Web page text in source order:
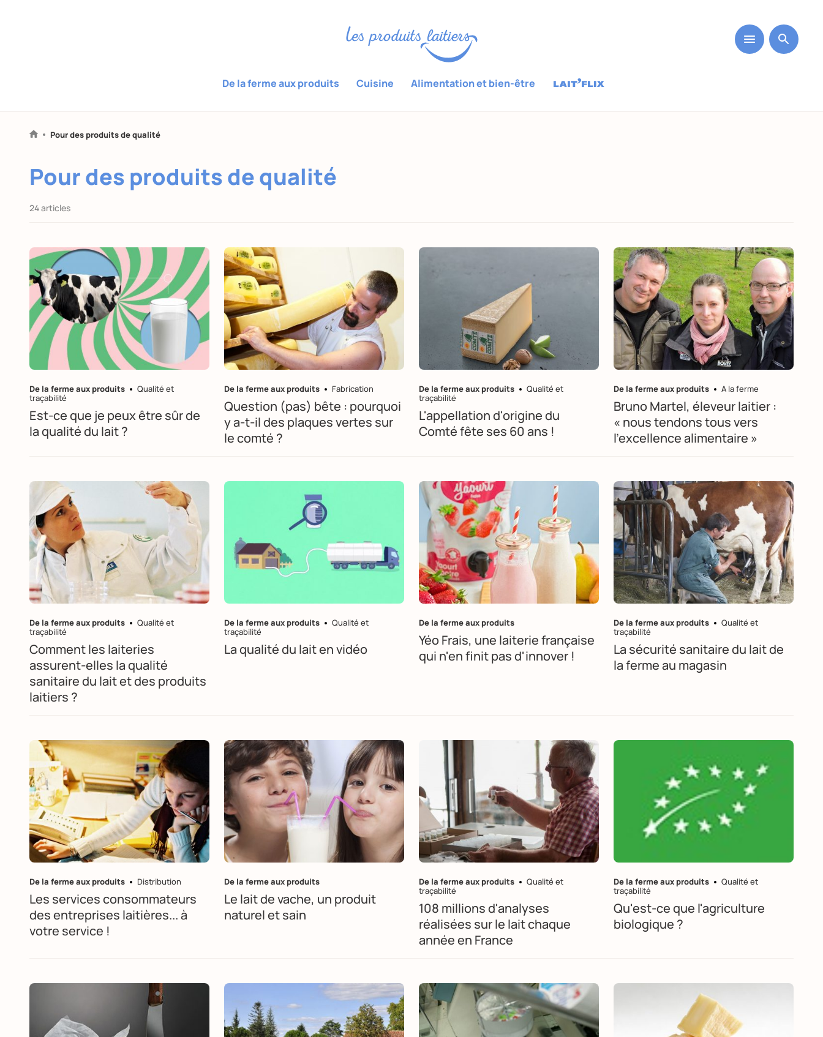
De la ferme aux produits Cuisine Alimentation et bien-être
Pour des produits de qualité
Pour des produits de qualité
24 articles
De la ferme aux produits
Qualité et
traçabilité
Est-ce que je peux être sûr de
la qualité du lait ?
De la ferme aux produits Fabrication
Question (pas) bête : pourquoi
y a-t-il des plaques vertes sur
le comté ?
De la ferme aux produits
Qualité et
traçabilité
L'appellation d'origine du
Comté fête ses 60 ans !
De la ferme aux produits A la ferme
Bruno Martel, éleveur laitier :
« nous tendons tous vers
l'excellence alimentaire »
De la ferme aux produits
Qualité et
traçabilité
Comment les laiteries
assurent-elles la qualité
sanitaire du lait et des produits
laitiers ?
De la ferme aux produits
Qualité et
traçabilité
La qualité du lait en vidéo
De la ferme aux produits
Yéo Frais, une laiterie française
qui n'en finit pas d'innover !
De la ferme aux produits
Qualité et
traçabilité
La sécurité sanitaire du lait de
la ferme au magasin
De la ferme aux produits Distribution
Les services consommateurs
des entreprises laitières... à
votre service !
De la ferme aux produits
Le lait de vache, un produit
naturel et sain
De la ferme aux produits
Qualité et
traçabilité
108 millions d'analyses
réalisées sur le lait chaque
année en France
De la ferme aux produits
Qualité et
traçabilité
Qu'est-ce que l'agriculture
biologique ?